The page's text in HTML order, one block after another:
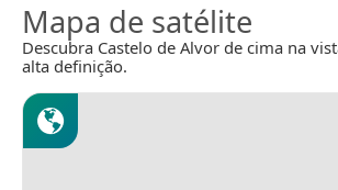
Mapa de satélite
Descubra Castelo de Alvor de cima na
alta definição.